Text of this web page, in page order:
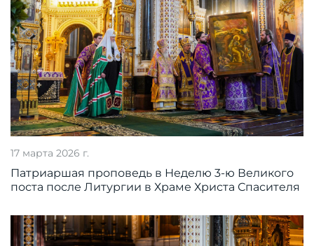
17 марта 2026 г.
Патриаршая проповедь в Неделю 3-ю Великого
поста после Литургии в Храме Христа Спасителя